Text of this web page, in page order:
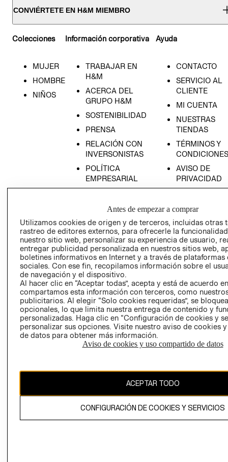
CONVIÉRTETE EN H&M MIEMBRO
Colecciones
MUJER
HOMBRE
NIÑOS
Información corporativa
TRABAJAR EN
H&M
ACERCA DEL
GRUPO H&M
SOSTENIBILIDAD
PRENSA
RELACIÓN CON
INVERSONISTAS
POLÍTICA
EMPRESARIAL
Ayuda
CONTACTO
SERVICIO AL
CLIENTE
MI CUENTA
NUESTRAS
TIENDAS
TÉRMINOS Y
CONDICIONES
AVISO DE
PRIVACIDAD
AVISO DE
LIBRO DE
Ecuador ($)
CAMBIAR REGIÓN
propiedad de H&M Hennes & Mauritz AB.
Antes de empezar a comprar
Utilizamos cookies de origen y de terceros, incluidas otras
rastreo de editores externos, para ofrecerle la
nuestro sitio web, personalizar su experiencia de usuario,
entregar publicidad personalizada en nuestros sitios web,
boletines informativos en Internet y a través de plataformas
sociales. Con ese fin, recopilamos información sobre el
de navegación y el dispositivo.
Al hacer clic en “Aceptar todas”, acepta y está de acuerdo
compartamos esta información con terceros, como
publicitarios. Al elegir “Solo cookies requeridas”, se
opcionales, lo que limita nuestra entrega de contenido y
personalizadas. Haga clic en “Configuración de cookies y
personalizar sus opciones. Visite nuestro aviso de cookies
de datos para obtener más información.
Aviso de cookies y uso compartido de datos
ACEPTAR TODO
CONFIGURACIÓN DE COOKIES Y SERVICIOS